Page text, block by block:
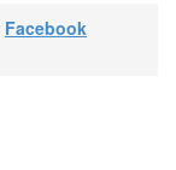
Facebook